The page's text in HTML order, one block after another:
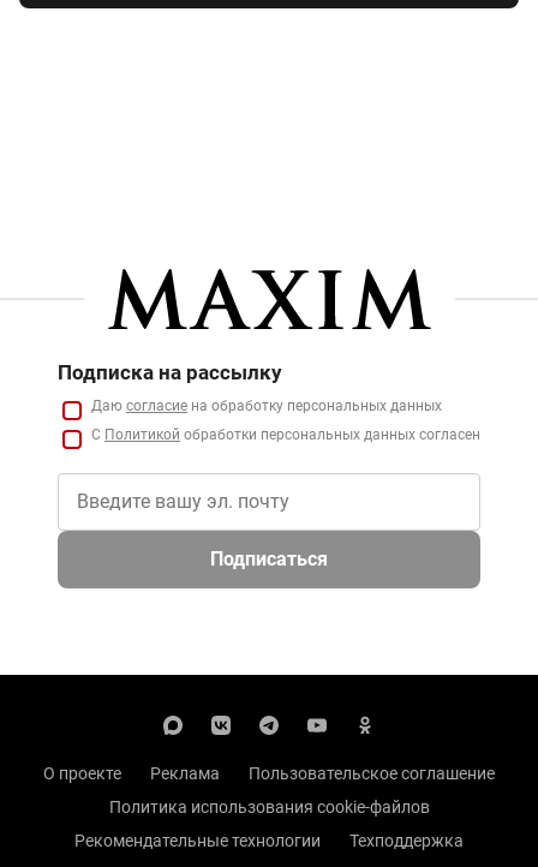
Подписка на рассылку
Даю согласие на обработку персональных данных
С Политикой обработки персональных данных согласен
Подписаться
О проекте Реклама
Пользовательское соглашение
Политика использования cookie-файлов
Рекомендательные технологии
Техподдержка